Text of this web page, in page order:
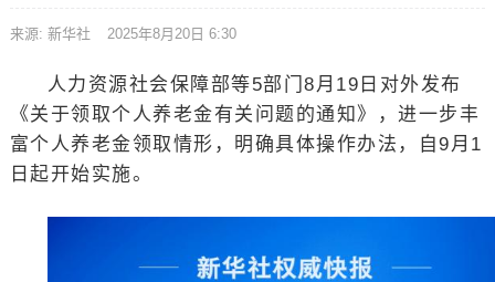
来源: 新华社 2025年8月20日 6:30
人力资源社会保障部等5部门8月19日对外发布
《关于领取个人养老金有关问题的通知》，进一步丰
富个人养老金领取情形，明确具体操作办法，自9月1
日起开始实施。